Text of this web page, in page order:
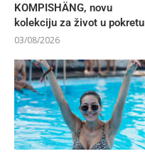
KOMPISHÄNG, novu
kolekciju za život u pokretu
03/08/2026